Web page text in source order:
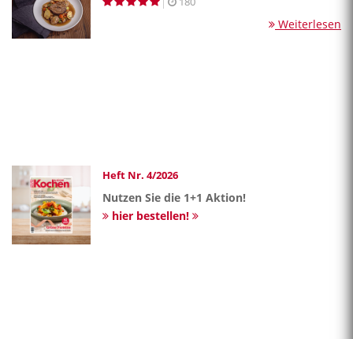
Weiterlesen
Heft Nr. 4/2026
Nutzen Sie die 1+1 Aktion!
hier bestellen!